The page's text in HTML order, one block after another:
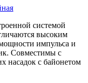
системой
высоким
импульса и
Совместимы с
насадок с байонетом